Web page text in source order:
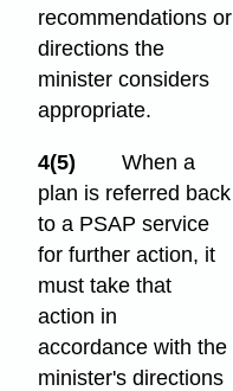
recommendations or
directions the
minister considers
appropriate.
4(5)
When a
plan is referred back
to a PSAP service
for further action, it
must take that
action in
accordance with the
minister's directions